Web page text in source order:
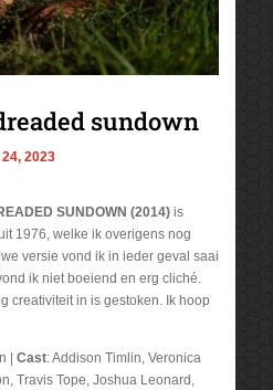
sundown
2023
SUNDOWN (2014)is
1976, welke ik overigens nog
versie vond ik in ieder geval saai
ik niet boeiend en erg cliché.
creativiteit in is gestoken. Ik hoop
| Cast: Addison Timlin, Veronica
Travis Tope, Joshua Leonard,